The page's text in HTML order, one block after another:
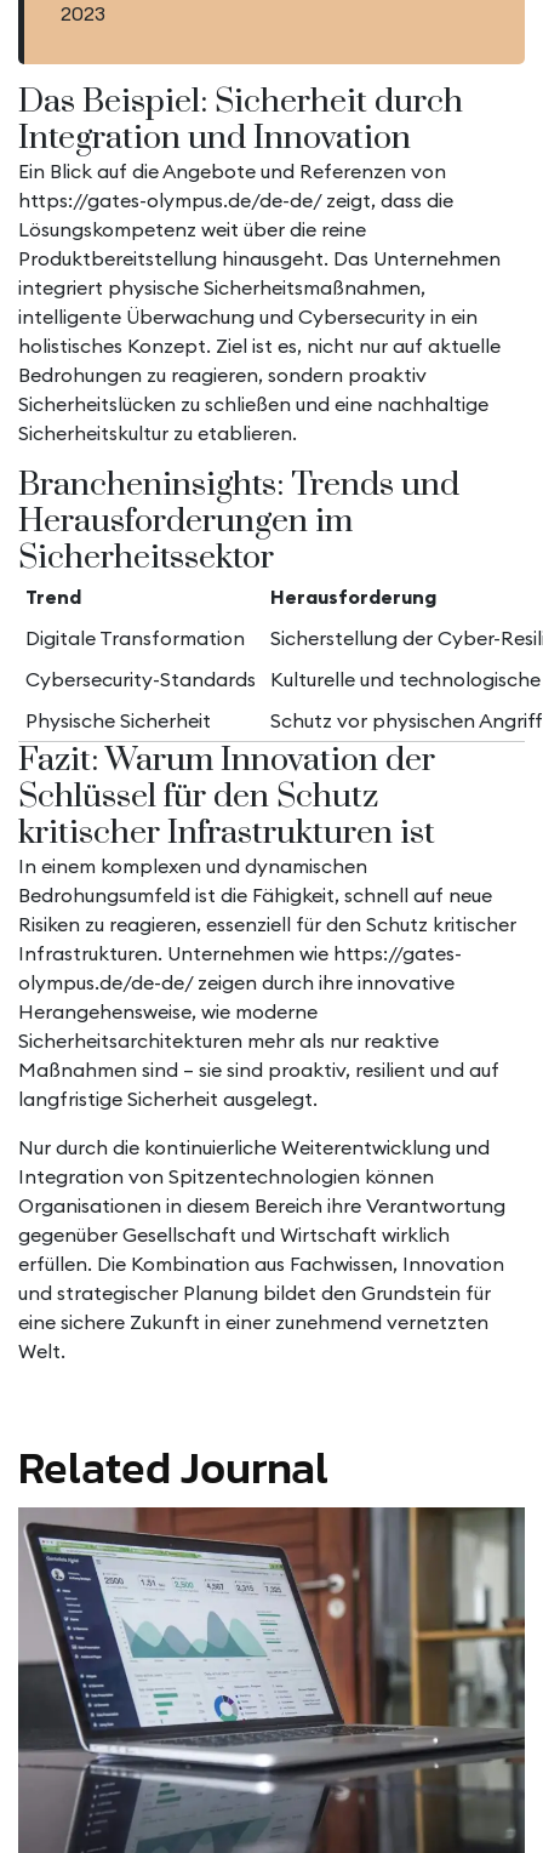
2023
Das Beispiel: Sicherheit durch
Integration und Innovation
Ein Blick auf die Angebote und Referenzen von
https://gates-olympus.de/de-de/ zeigt, dass die
Lösungskompetenz weit über die reine
Produktbereitstellung hinausgeht. Das Unternehmen
integriert physische Sicherheitsmaßnahmen,
intelligente Überwachung und Cybersecurity in ein
holistisches Konzept. Ziel ist es, nicht nur auf aktuelle
Bedrohungen zu reagieren, sondern proaktiv
Sicherheitslücken zu schließen und eine nachhaltige
Sicherheitskultur zu etablieren.
Brancheninsights: Trends und
Herausforderungen im
Sicherheitssektor
Trend
Herausforderung
Digitale Transformation
Sicherstellung der Cyber-
Cybersecurity-Standards
Kulturelle und
Physische Sicherheit
Schutz vor physischen
Fazit: Warum Innovation der
Schlüssel für den Schutz
kritischer Infrastrukturen ist
In einem komplexen und dynamischen
Bedrohungsumfeld ist die Fähigkeit, schnell auf neue
Risiken zu reagieren, essenziell für den Schutz kritischer
Infrastrukturen. Unternehmen wie https://gates-
olympus.de/de-de/ zeigen durch ihre innovative
Herangehensweise, wie moderne
Sicherheitsarchitekturen mehr als nur reaktive
Maßnahmen sind – sie sind proaktiv, resilient und auf
langfristige Sicherheit ausgelegt.
Nur durch die kontinuierliche Weiterentwicklung und
Integration von Spitzentechnologien können
Organisationen in diesem Bereich ihre Verantwortung
gegenüber Gesellschaft und Wirtschaft wirklich
erfüllen. Die Kombination aus Fachwissen, Innovation
und strategischer Planung bildet den Grundstein für
eine sichere Zukunft in einer zunehmend vernetzten
Welt.
Related Journal